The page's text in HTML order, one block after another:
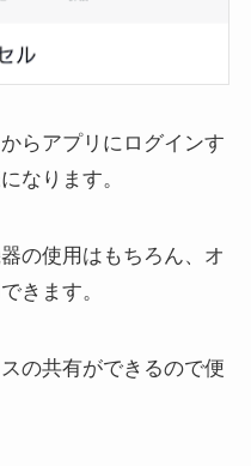
らアプリにログインす
なります。
の使用はもちろん、オ
きます。
の共有ができるので便